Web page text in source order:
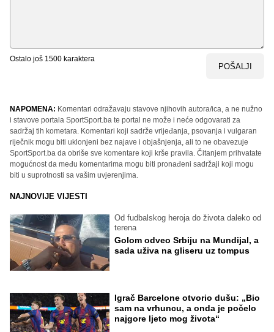
Ostalo još 1500 karaktera
POŠALJI
NAPOMENA: Komentari odražavaju stavove njihovih autora/ica, a ne nužno
i stavove portala SportSport.ba te portal ne može i neće odgovarati za
sadržaj tih kometara. Komentari koji sadrže vrijeđanja, psovanja i vulgaran
riječnik mogu biti uklonjeni bez najave i objašnjenja, ali to ne obavezuje
SportSport.ba da obriše sve komentare koji krše pravila. Čitanjem prihvatate
mogućnost da među komentarima mogu biti pronađeni sadržaji koji mogu
biti u suprotnosti sa vašim uvjerenjima.
NAJNOVIJE VIJESTI
Od fudbalskog heroja do života daleko od
terena
Golom odveo Srbiju na Mundijal, a
sada uživa na gliseru uz tompus
Igrač Barcelone otvorio dušu: „Bio
sam na vrhuncu, a onda je počelo
najgore ljeto mog života“